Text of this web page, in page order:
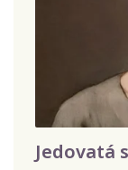
Jedovatá